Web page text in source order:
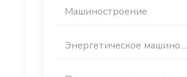
Машиностроение
Энергетическое машиностроение